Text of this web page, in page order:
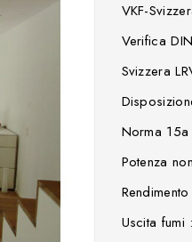
VKF-
Verifica
Svizzera
Norma
Potenza
Uscita